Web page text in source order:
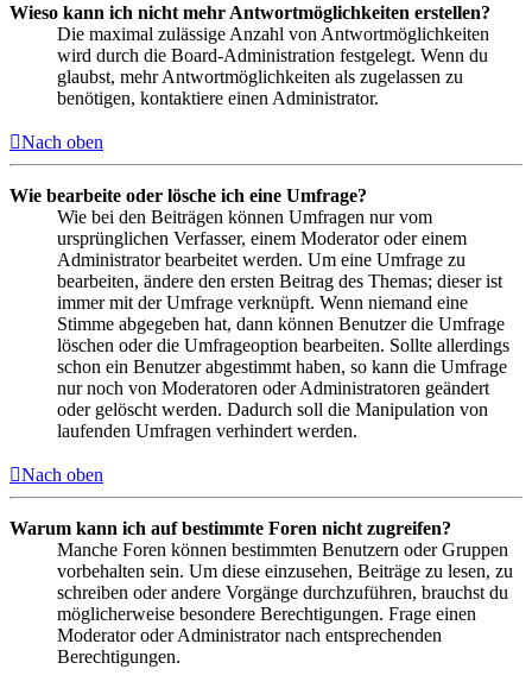
Wieso kann ich nicht mehr Antwortmöglichkeiten erstellen?
Die maximal zulässige Anzahl von Antwortmöglichkeiten
wird durch die Board-Administration festgelegt. Wenn du
glaubst, mehr Antwortmöglichkeiten als zugelassen zu
benötigen, kontaktiere einen Administrator.
Nach oben
Wie bearbeite oder lösche ich eine Umfrage?
Wie bei den Beiträgen können Umfragen nur vom
ursprünglichen Verfasser, einem Moderator oder einem
Administrator bearbeitet werden. Um eine Umfrage zu
bearbeiten, ändere den ersten Beitrag des Themas; dieser ist
immer mit der Umfrage verknüpft. Wenn niemand eine
Stimme abgegeben hat, dann können Benutzer die Umfrage
löschen oder die Umfrageoption bearbeiten. Sollte allerdings
schon ein Benutzer abgestimmt haben, so kann die Umfrage
nur noch von Moderatoren oder Administratoren geändert
oder gelöscht werden. Dadurch soll die Manipulation von
laufenden Umfragen verhindert werden.
Nach oben
Warum kann ich auf bestimmte Foren nicht zugreifen?
Manche Foren können bestimmten Benutzern oder Gruppen
vorbehalten sein. Um diese einzusehen, Beiträge zu lesen, zu
schreiben oder andere Vorgänge durchzuführen, brauchst du
möglicherweise besondere Berechtigungen. Frage einen
Moderator oder Administrator nach entsprechenden
Berechtigungen.